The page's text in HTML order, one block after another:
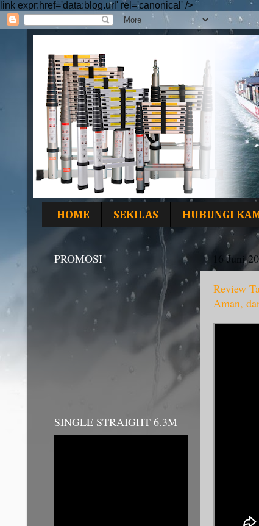
link expr:href='data:blog.url' rel='canonical' />
HOME SEKILAS HUBUNGI
16 Juni
Review
Aman,
PROMOSI
SINGLE STRAIGHT 6.3M